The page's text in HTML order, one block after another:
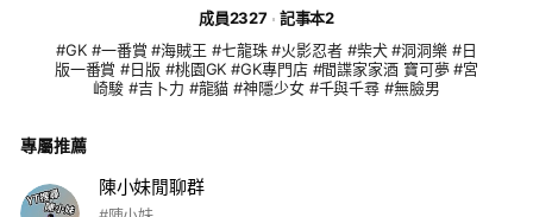
成員2327
記事本2
#GK #一番賞 #海賊王 #七龍珠 #火影忍者 #柴犬 #洞洞樂 #日
版一番賞 #日版 #桃園GK #GK專門店 #間諜家家酒 寶可夢 #宮
崎駿 #吉卜力 #龍貓 #神隱少女 #千與千尋 #無臉男
專屬推薦
陳小妹閒聊群